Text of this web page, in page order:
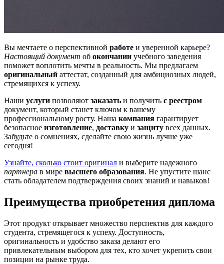
Вы мечтаете о перспективной работе и уверенной карьере?
Настоящий документ об окончании учебного заведения
поможет воплотить мечты в реальность. Мы предлагаем
оригинальный аттестат, созданный для амбициозных людей,
стремящихся к успеху.
Наши услуги позволяют заказать и получить с реестром
документ, который станет ключом к вашему
профессиональному росту. Наша компания гарантирует
безопасное изготовление, доставку и защиту всех данных.
Забудьте о сомнениях, сделайте свою жизнь лучше уже
сегодня!
Узнайте, сколько стоит оригинал и выберите надежного
партнера в мире высшего образования. Не упустите шанс
стать обладателем подтверждения своих знаний и навыков!
Преимущества приобретения диплома
Этот продукт открывает множество перспектив для каждого
студента, стремящегося к успеху. Доступность,
оригинальность и удобство заказа делают его
привлекательным выбором для тех, кто хочет укрепить свои
позиции на рынке труда.